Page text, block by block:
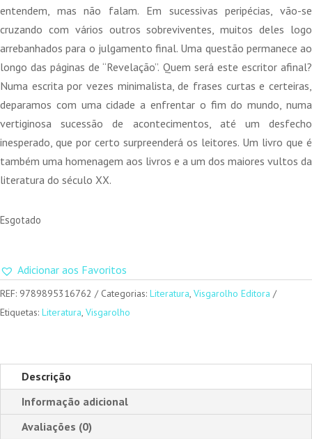
entendem, mas não falam. Em sucessivas peripécias, vão-se
cruzando com vários outros sobreviventes, muitos deles logo
arrebanhados para o julgamento final. Uma questão permanece ao
longo das páginas de “Revelação”. Quem será este escritor afinal?
Numa escrita por vezes minimalista, de frases curtas e certeiras,
deparamos com uma cidade a enfrentar o fim do mundo, numa
vertiginosa sucessão de acontecimentos, até um desfecho
inesperado, que por certo surpreenderá os leitores. Um livro que é
também uma homenagem aos livros e a um dos maiores vultos da
literatura do século XX.
Esgotado
Adicionar aos Favoritos
REF: 9789895316762 Categorias: Literatura, Visgarolho Editora
Etiquetas: Literatura, Visgarolho
Descrição
Informação adicional
Avaliações (0)